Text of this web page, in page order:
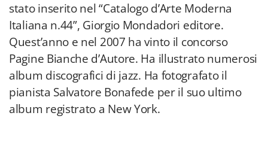
stato inserito nel “Catalogo d’Arte Moderna
Italiana n.44”, Giorgio Mondadori editore.
Quest’anno e nel 2007 ha vinto il concorso
Pagine Bianche d’Autore. Ha illustrato numerosi
album discografici di jazz. Ha fotografato il
pianista Salvatore Bonafede per il suo ultimo
album registrato a New York.